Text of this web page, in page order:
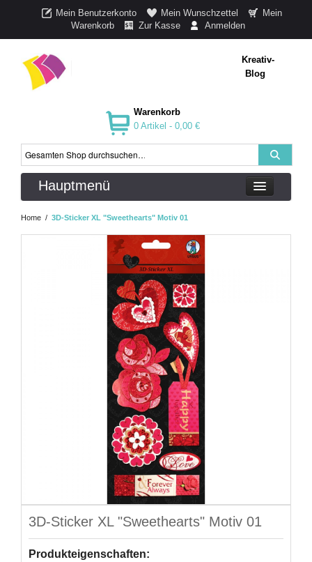
Mein Benutzerkonto Mein Wunschzettel
Mein
Warenkorb
Zur Kasse Anmelden
Kreativ-
Blog
Warenkorb
0 Artikel - 0,00 €
Hauptmenü
Home / 3D-Sticker XL "Sweethearts" Motiv 01
3D-Sticker XL "Sweethearts" Motiv 01
Produkteigenschaften: